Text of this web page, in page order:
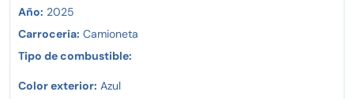
Año: 2025
Carroceria: Camioneta
Tipo de combustible:
Color exterior: Azul